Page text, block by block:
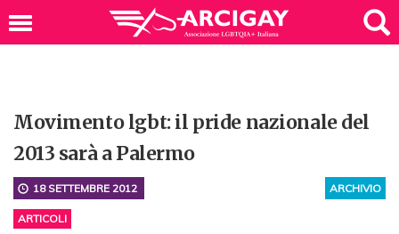
Movimento lgbt: il pride nazionale del
2013 sarà a Palermo
ARCHIVIO
18 SETTEMBRE 2012
ARTICOLI